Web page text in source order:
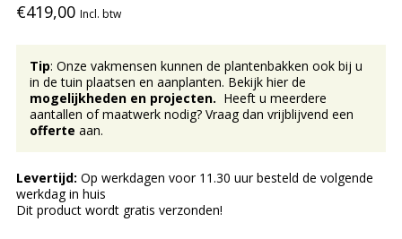
€419,00 Incl. btw
Tip: Onze vakmensen kunnen de plantenbakken ook bij u
in de tuin plaatsen en aanplanten. Bekijk hier de
mogelijkheden en projecten. Heeft u meerdere
aantallen of maatwerk nodig? Vraag dan vrijblijvend een
offerte aan.
Levertijd: Op werkdagen voor 11.30 uur besteld de volgende
werkdag in huis
Dit product wordt gratis verzonden!